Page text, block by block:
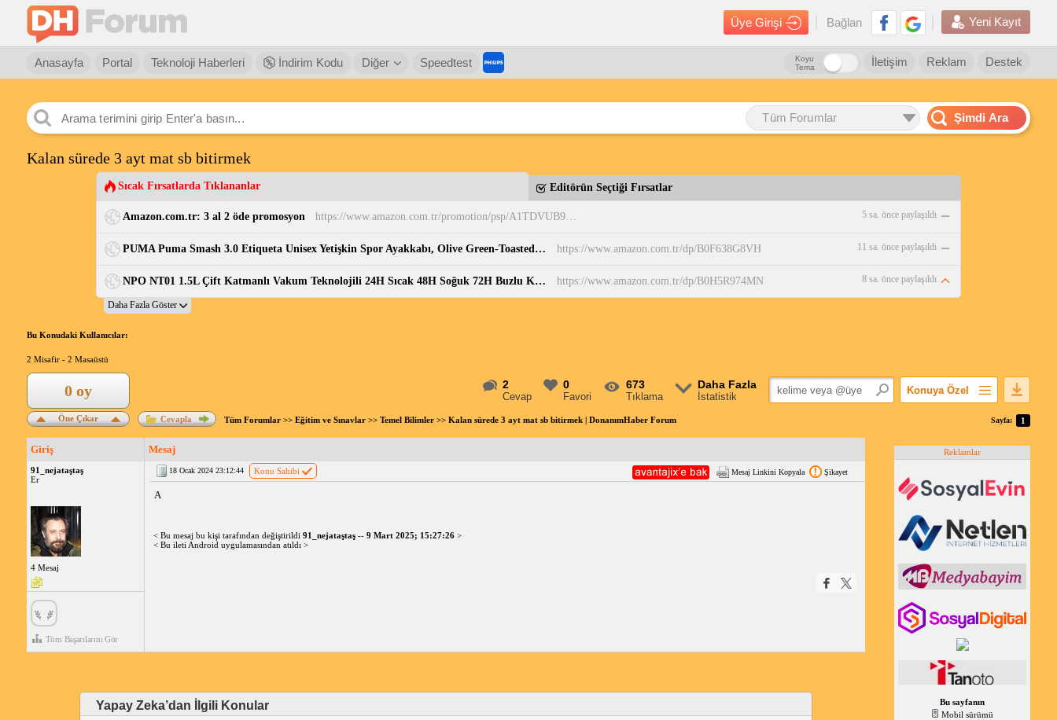
Üye Girişi Bağlan Yeni Kayıt
Anasayfa Portal Teknoloji Haberleri İndirim Kodu Diğer Speedtest Destek
Reklam
İletişim
Koyu
Tema
Tüm Forumlar Şimdi Ara
Kalan sürede 3 ayt mat sb bitirmek
Sıcak Fırsatlarda Tıklananlar Editörün Seçtiği Fırsatlar
Amazon.com.tr: 3 al 2 öde promosyon https://www.amazon.com.tr/promotion/psp/A1TDVUB9EQDUFY 5 sa. önce paylaşıldı
PUMA Puma Smash 3.0 Etiqueta Unisex Yetişkin Spor Ayakkabı, Olive Green-Toasted Almond, 37 : Amazon.com.tr: Moda https://www.amazon.com.tr/dp/B0F638G8VH 11 sa. önce paylaşıldı
NPO NT01 1.5L Çift Katmanlı Vakum Teknolojili 24H Sıcak 48H Soğuk 72H Buzlu Koruma Çelik Termos : Amazon.com.tr: Mutfak https://www.amazon.com.tr/dp/B0H5R974MN 8 sa. önce paylaşıldı
Bu Konudaki Kullanıcılar:
2 Misafir - 2 Masaüstü
2
Cevap
0
Favori
673
Tıklama
Daha Fazla
İstatistik
Konuya Özel
Popüler Mesajlar
Yazdır
Konuyu Gizle
Öne Çıkar
0 oy
Cevapla Tüm Forumlar>> Eğitim ve Sınavlar>> Temel Bilimler>> Kalan sürede 3 ayt mat sb bitirmek | DonanımHaber Forum Sayfa: 1
Giriş Mesaj
91_nejataştaş
Er
4 Mesaj
Tüm Başarılarını Gör
18 Ocak 2024 23:12:44 Konu Sahibi Mesaj Linkini Kopyala Şikayet
A
< Bu mesaj bu kişi tarafından değiştirildi 91_nejataştaş-- 9 Mart 2025; 15:27:26 >
< Bu ileti Android uygulamasından atıldı >
Yapay Zeka’dan İlgili Konular
Reklamlar
Bu sayfanın
Mobil sürümü